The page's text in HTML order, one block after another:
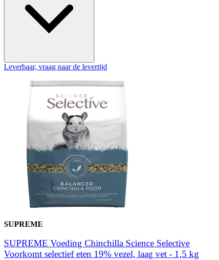
Leverbaar, vraag naar de levertijd
SUPREME
SUPREME Voeding Chinchilla Science Selective
Voorkomt selectief eten 19% vezel, laag vet - 1,5 kg